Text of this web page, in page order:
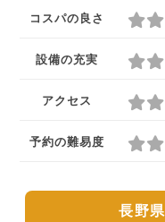
コスパの良さ
設備の充実
アクセス
予約の難易度
長野